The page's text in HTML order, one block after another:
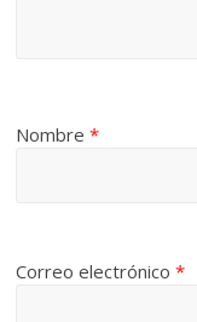
Nombre*
Correo electrónico*